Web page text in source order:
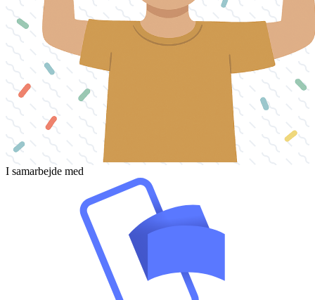
I samarbejde med